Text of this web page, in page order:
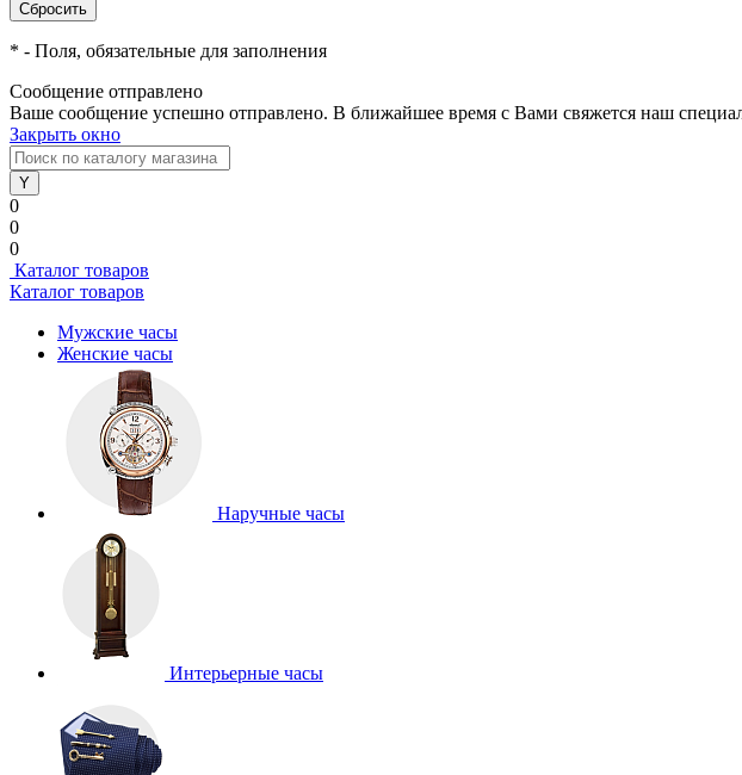
* - Поля, обязательные для заполнения
Сообщение отправлено
Ваше сообщение успешно отправлено. В ближайшее время с Вами свяжется наш
Закрыть окно
0
0
0
Каталог товаров
Каталог товаров
Мужские часы
Женские часы
Наручные часы
Интерьерные часы